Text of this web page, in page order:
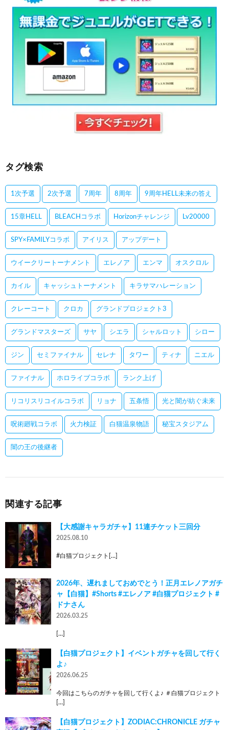
タグ検索
1次予選 2次予選 7周年 8周年 9周年HELL未来の答え
15章HELL BLEACHコラボ Horizonチャレンジ Lv20000
SPY×FAMILYコラボ アイリス アップデート
ウイークリートーナメント エレノア エンマ オスクロル
カイル キャッシュトーナメント キラサマハレーション
クレーコート クロカ グランドプロジェクト3
グランドマスターズ サヤ シエラ シャルロット シロー
ジン セミファイナル セレナ タワー ティナ ニエル
ファイナル ホロライブコラボ ランク上げ
リコリスリコイルコラボ リョナ 五条悟 光と闇が紡ぐ未来
呪術廻戦コラボ 火力検証 白猫温泉物語 秘宝スタジアム
闇の王の後継者
関連する記事
【大感謝キャラガチャ】11連チケット三回分
2025.08.10
#白猫プロジェクト[…]
2026年、遅れましておめでとう！正月エレノアガチ
ャ【白猫】#Shorts #エレノア #白猫プロジェクト #
ドナさん
2026.03.25
[…]
【白猫プロジェクト】イベントガチャを回して行く
よ♪
2026.06.25
今回はこちらのガチャを回して行くよ♪ ＃白猫プロジェクト
[…]
【白猫プロジェクト】ZODIAC:CHRONICLE ガチャ